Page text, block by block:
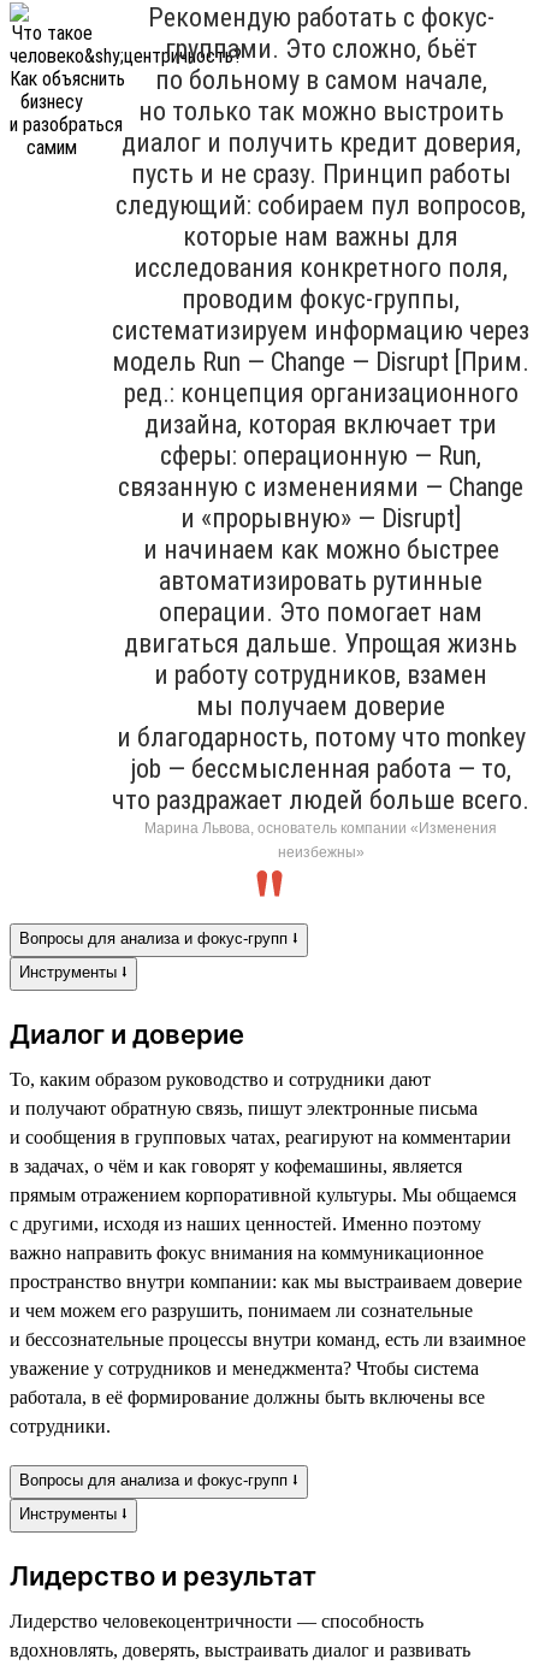
Рекомендую работать с фокус-
группами. Это сложно, бьёт
по больному в самом начале,
но только так можно выстроить
диалог и получить кредит доверия,
пусть и не сразу. Принцип работы
следующий: собираем пул вопросов,
которые нам важны для
исследования конкретного поля,
проводим фокус-группы,
систематизируем информацию через
модель Run — Change — Disrupt [Прим.
ред.: концепция организационного
дизайна, которая включает три
сферы: операционную — Run,
связанную с изменениями — Change
и «прорывную» — Disrupt]
и начинаем как можно быстрее
автоматизировать рутинные
операции. Это помогает нам
двигаться дальше. Упрощая жизнь
и работу сотрудников, взамен
мы получаем доверие
и благодарность, потому что monkey
job — бессмысленная работа — то,
что раздражает людей больше всего.
Марина Львова, основатель компании «Изменения
неизбежны»
Вопросы для анализа и фокус-групп ⭣
Инструменты ⭣
Диалог и доверие
То, каким образом руководство и сотрудники дают
и получают обратную связь, пишут электронные письма
и сообщения в групповых чатах, реагируют на комментарии
в задачах, о чём и как говорят у кофемашины, является
прямым отражением корпоративной культуры. Мы общаемся
с другими, исходя из наших ценностей. Именно поэтому
важно направить фокус внимания на коммуникационное
пространство внутри компании: как мы выстраиваем доверие
и чем можем его разрушить, понимаем ли сознательные
и бессознательные процессы внутри команд, есть ли взаимное
уважение у сотрудников и менеджмента? Чтобы система
работала, в её формирование должны быть включены все
сотрудники.
Вопросы для анализа и фокус-групп ⭣
Инструменты ⭣
Лидерство и результат
Лидерство человекоцентричности — способность
вдохновлять, доверять, выстраивать диалог и развивать